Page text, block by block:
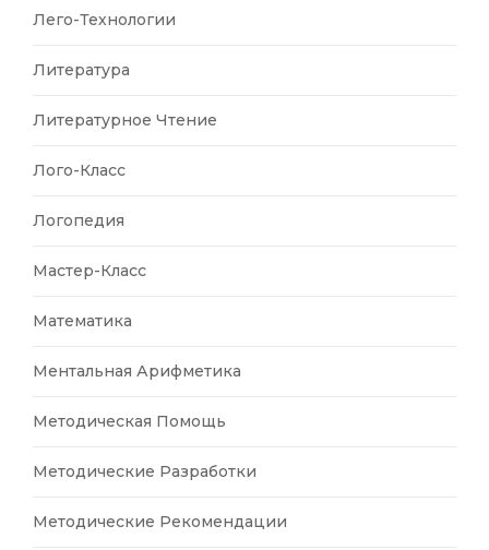
Лего-Технологии
Литература
Литературное Чтение
Лого-Класс
Логопедия
Мастер-Класс
Математика
Ментальная Арифметика
Методическая Помощь
Методические Разработки
Методические Рекомендации